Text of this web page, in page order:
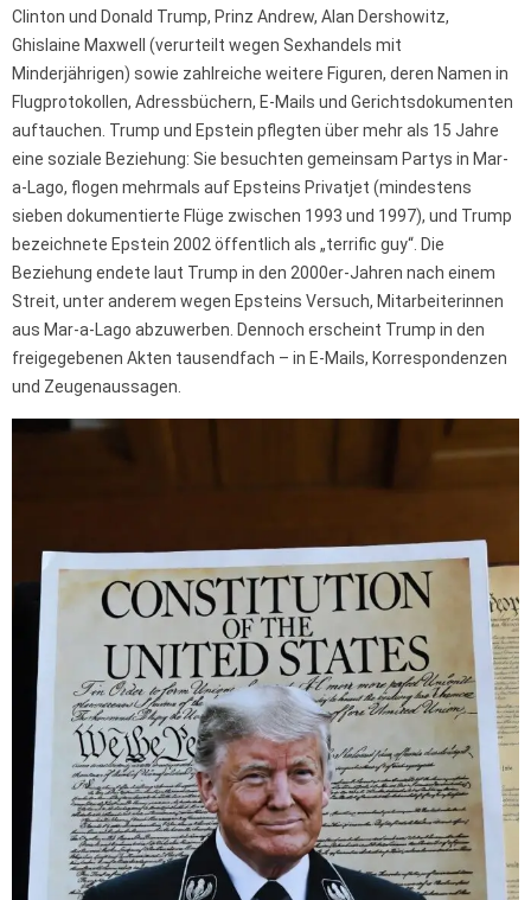
Clinton und Donald Trump, Prinz Andrew, Alan Dershowitz,
Ghislaine Maxwell (verurteilt wegen Sexhandels mit
Minderjährigen) sowie zahlreiche weitere Figuren, deren Namen in
Flugprotokollen, Adressbüchern, E-Mails und Gerichtsdokumenten
auftauchen. Trump und Epstein pflegten über mehr als 15 Jahre
eine soziale Beziehung: Sie besuchten gemeinsam Partys in Mar-
a-Lago, flogen mehrmals auf Epsteins Privatjet (mindestens
sieben dokumentierte Flüge zwischen 1993 und 1997), und Trump
bezeichnete Epstein 2002 öffentlich als „terrific guy“. Die
Beziehung endete laut Trump in den 2000er-Jahren nach einem
Streit, unter anderem wegen Epsteins Versuch, Mitarbeiterinnen
aus Mar-a-Lago abzuwerben. Dennoch erscheint Trump in den
freigegebenen Akten tausendfach – in E-Mails, Korrespondenzen
und Zeugenaussagen.